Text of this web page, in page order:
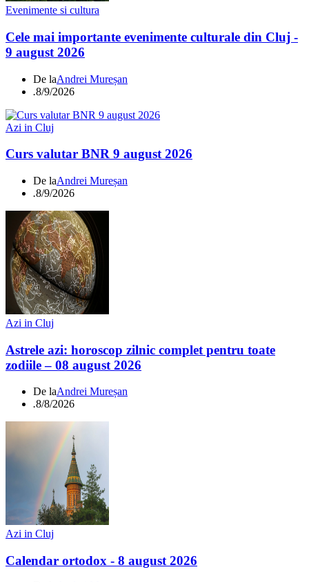
Evenimente si cultura
Cele mai importante evenimente culturale din Cluj -
9 august 2026
De laAndrei Mureșan
.8/9/2026
Azi in Cluj
Curs valutar BNR 9 august 2026
De laAndrei Mureșan
.8/9/2026
Azi in Cluj
Astrele azi: horoscop zilnic complet pentru toate
zodiile – 08 august 2026
De laAndrei Mureșan
.8/8/2026
Azi in Cluj
Calendar ortodox - 8 august 2026